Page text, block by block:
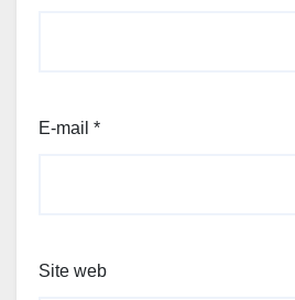
E-mail *
Site web